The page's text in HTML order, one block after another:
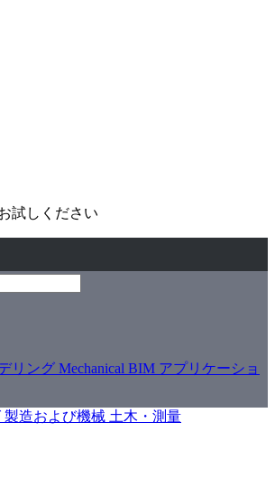
試しください
リング Mechanical BIM アプリケーショ
製造および機械 土木・測量